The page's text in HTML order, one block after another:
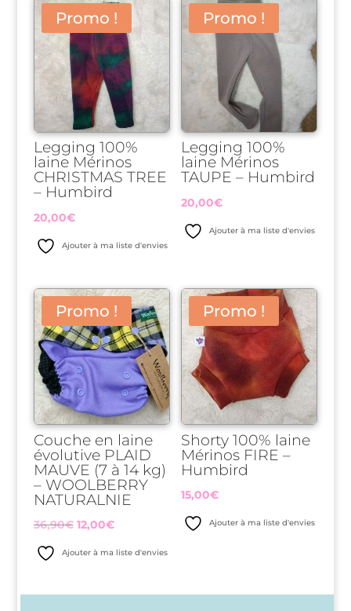
Promo !
Legging 100%
laine Mérinos
CHRISTMAS TREE
– Humbird
20,00€
Ajouter à ma liste d'envies
Promo !
Legging 100%
laine Mérinos
TAUPE – Humbird
20,00€
Ajouter à ma liste d'envies
Promo !
Couche en laine
évolutive PLAID
MAUVE (7 à 14 kg)
– WOOLBERRY
NATURALNIE
36,90€ Le
12,00€Le
Ajouter à ma liste d'envies
Promo !
Shorty 100% laine
Mérinos FIRE –
Humbird
15,00€
Ajouter à ma liste d'envies